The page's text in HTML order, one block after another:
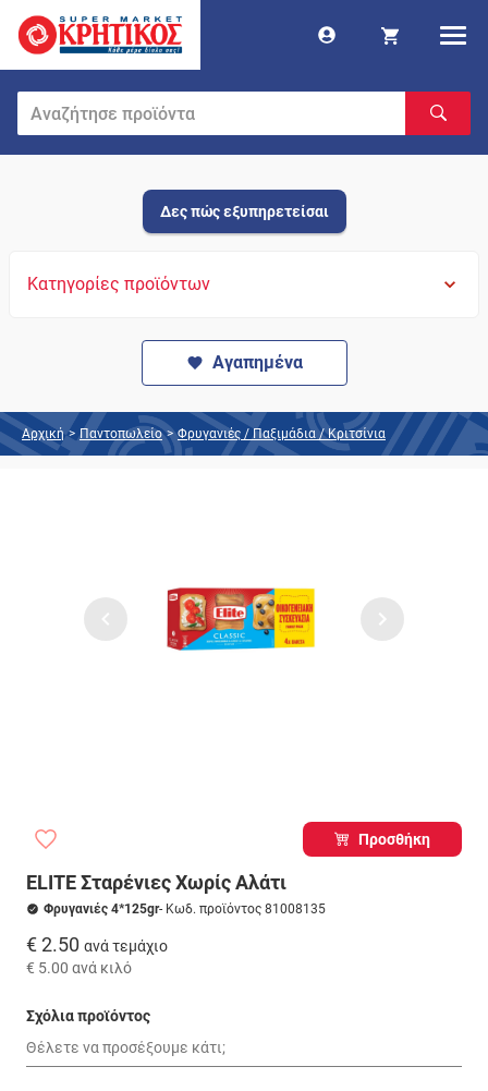
Δες πώς εξυπηρετείσαι
Κατηγορίες προϊόντων
Αγαπημένα
Αρχική > Παντοπωλείο > Φρυγανιές / Παξιμάδια / Κριτσίνια
Προσθήκη
ELITE Σταρένιες Χωρίς Αλάτι
Φρυγανιές 4*125gr- Κωδ. προϊόντος 81008135
€ 2.50 ανά τεμάχιο
€ 5.00 ανά κιλό
Σχόλια προϊόντος